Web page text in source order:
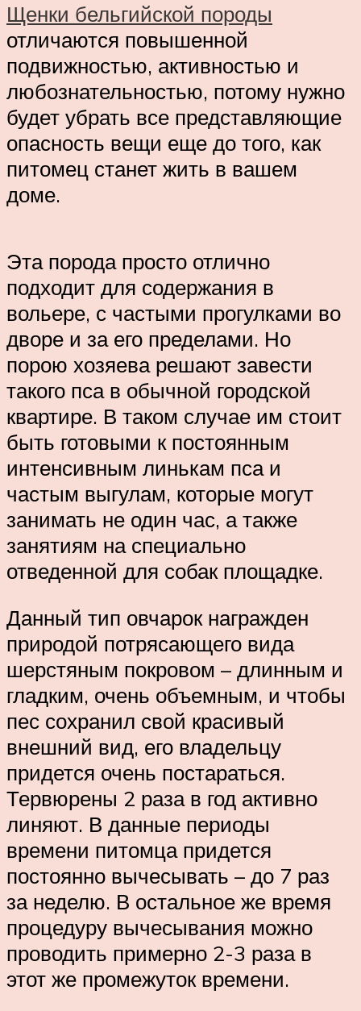
Щенки бельгийской породы
отличаются повышенной
подвижностью, активностью и
любознательностью, потому нужно
будет убрать все представляющие
опасность вещи еще до того, как
питомец станет жить в вашем
доме.
Эта порода просто отлично
подходит для содержания в
вольере, с частыми прогулками во
дворе и за его пределами. Но
порою хозяева решают завести
такого пса в обычной городской
квартире. В таком случае им стоит
быть готовыми к постоянным
интенсивным линькам пса и
частым выгулам, которые могут
занимать не один час, а также
занятиям на специально
отведенной для собак площадке.
Данный тип овчарок награжден
природой потрясающего вида
шерстяным покровом – длинным и
гладким, очень объемным, и чтобы
пес сохранил свой красивый
внешний вид, его владельцу
придется очень постараться.
Тервюрены 2 раза в год активно
линяют. В данные периоды
времени питомца придется
постоянно вычесывать – до 7 раз
за неделю. В остальное же время
процедуру вычесывания можно
проводить примерно 2-3 раза в
этот же промежуток времени.